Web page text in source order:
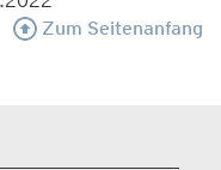
Zum Seitenanfang